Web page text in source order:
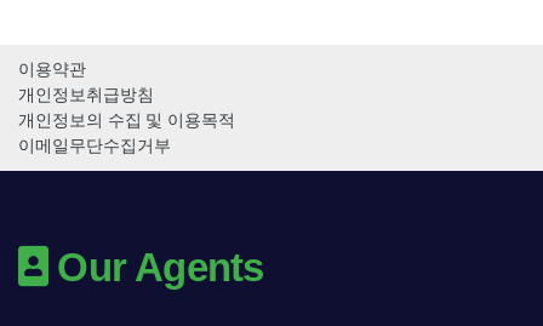
이용약관
개인정보취급방침
개인정보의 수집 및 이용목적
이메일무단수집거부
Our Agents